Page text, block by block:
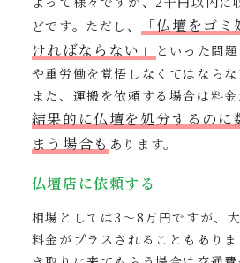
どです。ただし、
「仏壇をゴ
ければならない」
といった問
や重労働を覚悟しなくてはならな
また、運搬を依頼する場合は料金
結果的に仏壇を処分するのに
まう場合も あります。
仏壇店に依頼する
相場としては3〜8万円ですが、
料金がプラスされることもあり